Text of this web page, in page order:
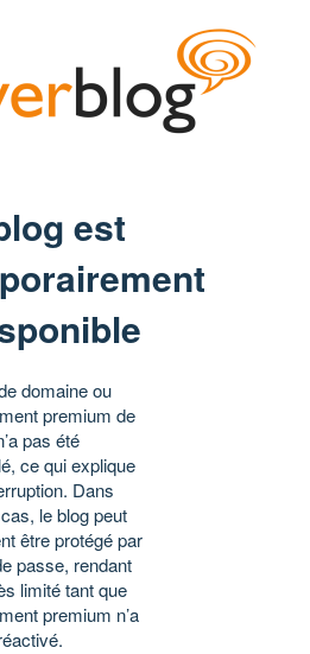
est
domaine ou
premium de
pas été
ce qui explique
Dans
le blog peut
être protégé par
passe, rendant
limité tant que
premium n’a